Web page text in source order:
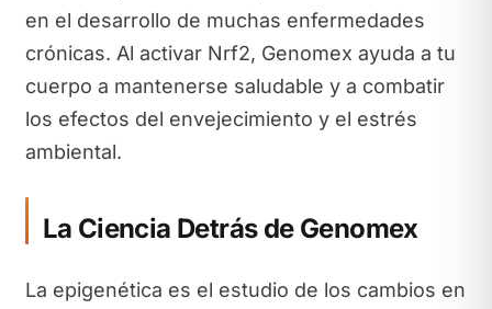
en el desarrollo de muchas enfermedades
crónicas. Al activar Nrf2, Genomex ayuda a tu
cuerpo a mantenerse saludable y a combatir
los efectos del envejecimiento y el estrés
ambiental.
La Ciencia Detrás de Genomex
La epigenética es el estudio de los cambios en